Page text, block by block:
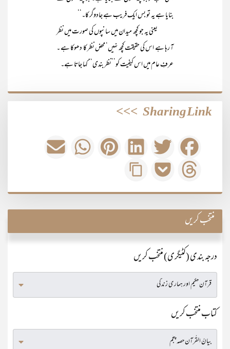
بنایا ہے یہ تو بس ایک فریب ہے جادوگر کا۔‘‘
یعنی یہ جو کچھ میدان میں سانپوں کی صورت میں نظر
آ رہا ہے اس کی حقیقت کچھ نہیں‘ محض نظر کا دھوکا ہے ۔
عرفِ عام میں اس کیفیت کو’’نظر بندی‘‘ کہا جاتا ہے۔
Sharing Link
>>>
منتخب کریں
درجہ بندی (کٹیگری) منتخب کریں
کتاب منتخب کریں